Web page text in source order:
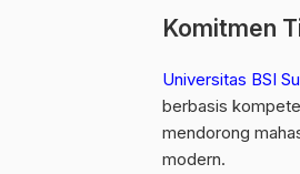
Komitmen
Universitas BSI
berbasis
mendorong
modern.